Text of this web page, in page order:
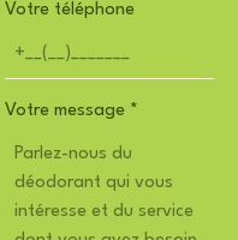
Votre téléphone
Votre message *